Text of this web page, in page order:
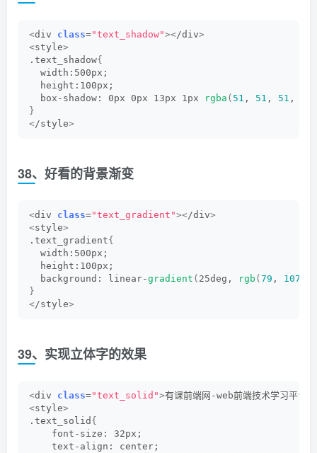
<div class="text_shadow"></div>
<style>
.text_shadow{
  width:500px;
  height:100px;
  box-shadow: 0px 0px 13px 1px
rgba ( 51 , 51 , 51 ,
}
</style>
38、好看的背景渐变
<div class="text_gradient"></div>
<style>
.text_gradient{
  width:500px;
  height:100px;
  background: linear-
gradient ( 25deg, rgb ( 79 , 107
}
</style>
39、实现立体字的效果
<div class="text_solid">有课前端网-web前端技术学习平台
<style>
.text_solid {
    font-size: 32px;
    text-align: center;